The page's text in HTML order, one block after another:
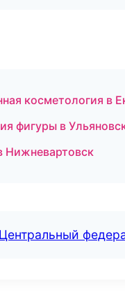
косметология в
фигуры в
Нижневартовск